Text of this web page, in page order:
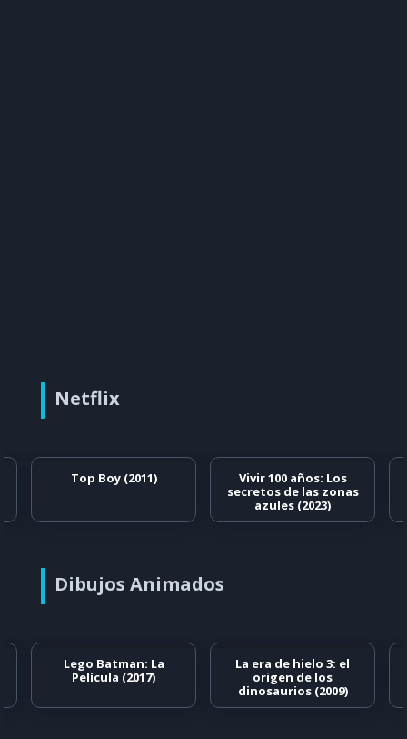
Netflix
Top Boy (2011)
Vivir 100 años: Los
secretos de las zonas
azules (2023)
Dibujos Animados
Lego Batman: La
Película (2017)
La era de hielo 3: el
origen de los
dinosaurios (2009)